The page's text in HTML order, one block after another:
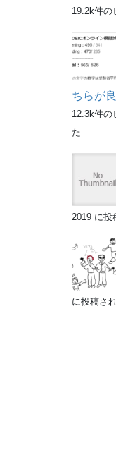
19.2k件の
ちらが
12.3k件の
た
2019 に投
に投稿さ